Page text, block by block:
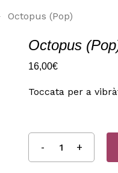
Octopus (Pop)
Octopus
16,00€
Toccata per a